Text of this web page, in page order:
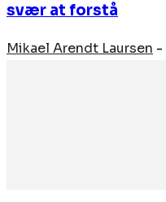
svær at forstå
Mikael Arendt Laursen -